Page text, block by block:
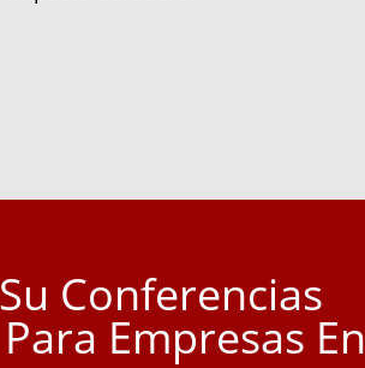
Conferencias
Empresas